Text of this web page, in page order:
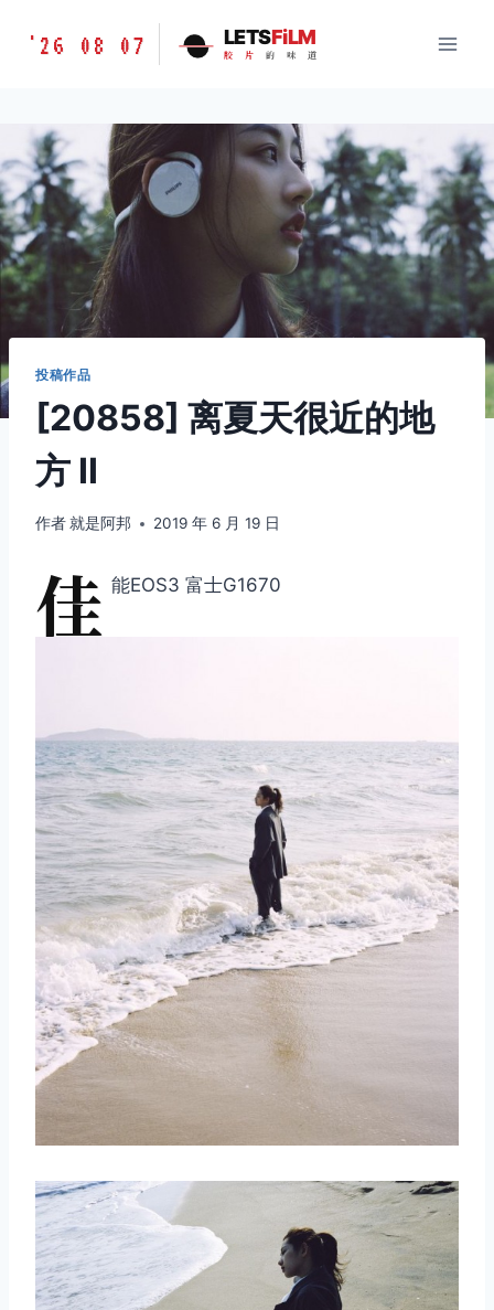
胶
道
LETSFILM
'26 08 07 LETSFiLM
胶 片 的 味 道
投稿作品
[20858] 离夏天很近的地
方 Ⅱ
作者就是阿邦 2019 年 6 月 19 日
佳 能EOS3 富士G1670